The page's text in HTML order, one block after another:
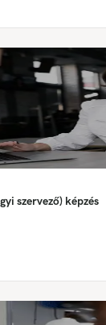
szervező) képzés